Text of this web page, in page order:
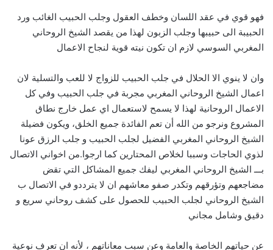
فهو قوي في عقد اللسان وخطف العقول وجلب الحبيب الغائب ورد
الحبيبة الى حبيبها وجلب الزبون لهذا من يقصد الشيخ الروحاني
المغربي السوسي لازم ان تكون نيته قوية لنجاح الاعمال
وان لا ينوي الا الحلال في جلب الحبيب للزواج لا للعب والتسلية لان
اعمال الشيخ الروحاني المغربي مجربة في جلب الحبيب وفي كل
الاعمال الروحانية لهذا لا يسمح لاستعمال اي عمل خارج نطاق
المشروع ونرجو من الله أن تعم الفائدة جميع الخلق، ويكون فضيلة
الشيخ الروحاني المغربي الفضيل لجلب الحبيب و جلب الرزق عونا
لذوي الحاجات وسببا لخلاص المحتارين كما ارجوا.من اخواني الاتصال
بـــ الشيخ الروحاني المغربي ليفك جميع المشاكل التي تقض
مضاجعهم وتؤرقهم وتكدر صفو معاشهم ان لا يترددو في الاتصال ب
الشيخ الروحاني لجلب الحبيب للحصول على كشف روحاني سريع و
دقيق وشامل مجاني
عن حياتهم الخاصة والعامة وعن سبب معاناتهم ، لأنه ان تعرف نوعية